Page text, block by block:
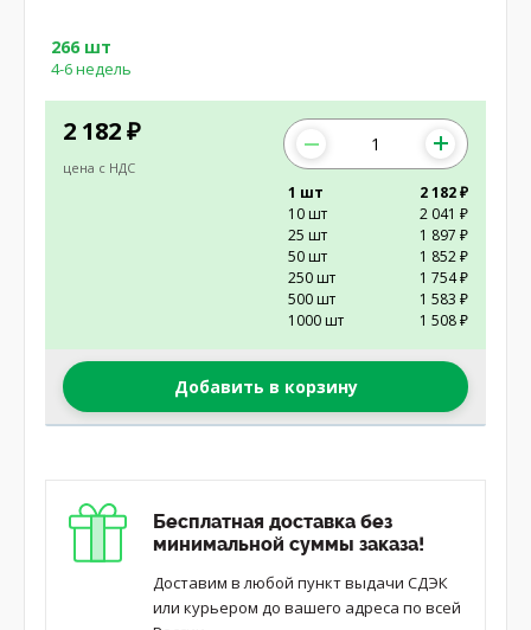
2 182 ₽
цена с НДС
266 шт
4-6 недель
1 шт
2 182 ₽
10 шт
2 041 ₽
25 шт
1 897 ₽
50 шт
1 852 ₽
250 шт
1 754 ₽
500 шт
1 583 ₽
1000 шт
1 508 ₽
Добавить в корзину
Бесплатная доставка без
минимальной суммы заказа!
Доставим в любой пункт выдачи СДЭК
или курьером до вашего адреса по всей